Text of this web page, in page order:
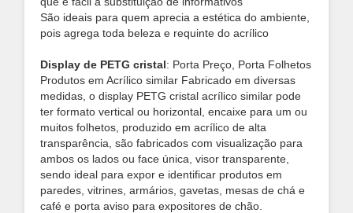
São ideais para quem aprecia a estética do ambiente,
pois agrega toda beleza e requinte do acrílico
Display de PETG cristal: Porta Preço, Porta Folhetos
Produtos em Acrílico similar Fabricado em diversas
medidas, o display PETG cristal acrílico similar pode
ter formato vertical ou horizontal, encaixe para um ou
muitos folhetos, produzido em acrílico de alta
transparência, são fabricados com visualização para
ambos os lados ou face única, visor transparente,
sendo ideal para expor e identificar produtos em
paredes, vitrines, armários, gavetas, mesas de chá e
café e porta aviso para expositores de chão.